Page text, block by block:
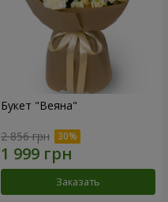
Букет "Веяна"
2 856 грн
Заказать